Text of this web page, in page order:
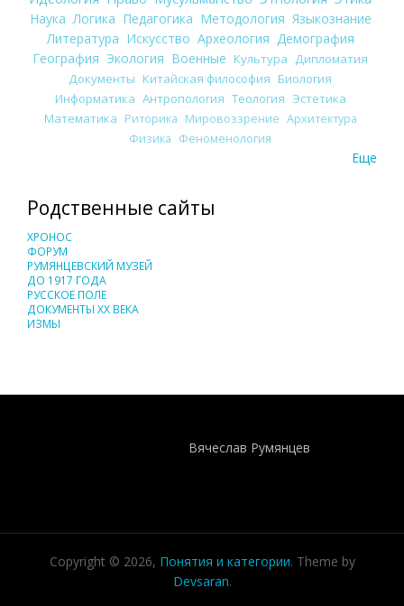
Наука Логика Педагогика Методология Языкознание
Литература Искусство Археология Демография
География Экология Военные Культура
Дипломатия
Документы Китайская философия Биология
Информатика Антропология Теология Эстетика
Математика Риторика Мировоззрение Архитектура
Физика Феноменология
Еще
Родственные сайты
ХРОНОС
ФОРУМ
РУМЯНЦЕВСКИЙ МУЗЕЙ
ДО 1917 ГОДА
РУССКОЕ ПОЛЕ
ДОКУМЕНТЫ XX ВЕКА
ИЗМЫ
Вячеслав Румянцев
Copyright © 2026, Понятия и категории. Theme by
Devsaran.